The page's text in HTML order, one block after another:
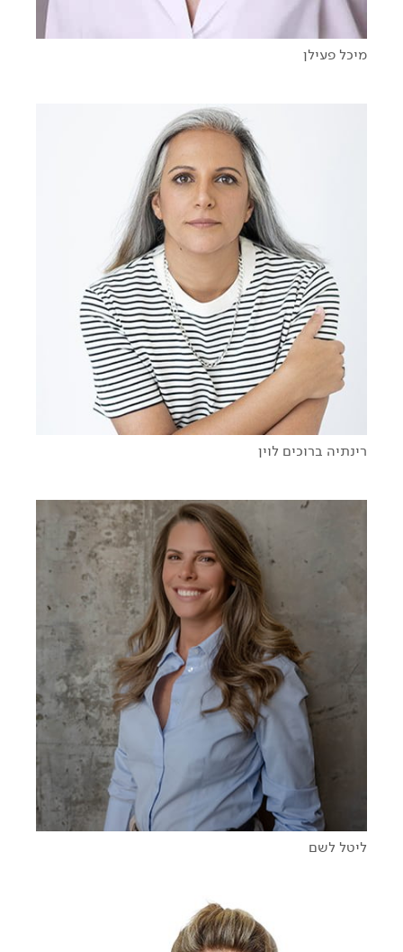
מיכל פעילן
כשידע הופך לאימפקט
רינתיה ברוכים לוין
סיכונים מחושבים - לזוז מאזור הנוחות בדרך להגשמה אישית
ליטל לשם